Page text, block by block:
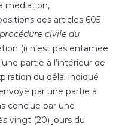
médiation,
des articles 605
civile du
(i) n’est pas entamée
partie à l’intérieur de
du délai indiqué
par une partie à
conclue par une
vingt (20) jours du